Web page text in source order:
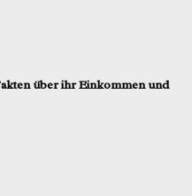
über ihr Einkommen und